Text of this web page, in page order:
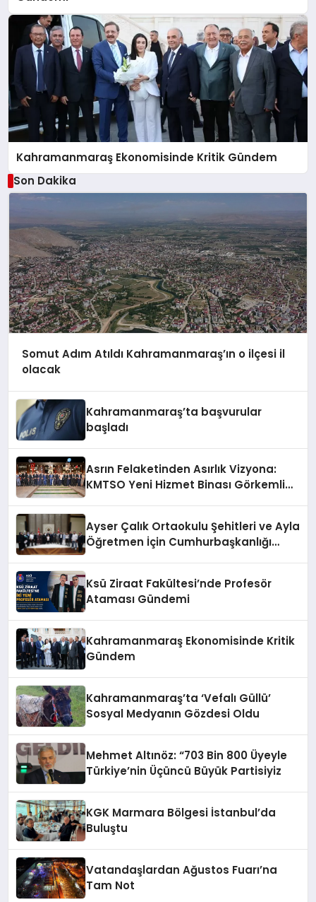
Kahramanmaraş Ekonomisinde Kritik Gündem
Son Dakika
Somut Adım Atıldı Kahramanmaraş’ın o ilçesi il
olacak
Kahramanmaraş’ta başvurular
başladı
Asrın Felaketinden Asırlık Vizyona:
KMTSO Yeni Hizmet Binası Görkemli
Ayser Çalık Ortaokulu Şehitleri ve Ayla
Öğretmen İçin Cumhurbaşkanlığı
Ksü Ziraat Fakültesi’nde Profesör
Ataması Gündemi
Kahramanmaraş Ekonomisinde Kritik
Gündem
Kahramanmaraş’ta ‘Vefalı Güllü’
Sosyal Medyanın Gözdesi Oldu
Mehmet Altınöz: “703 Bin 800 Üyeyle
Türkiye’nin Üçüncü Büyük Partisiyiz
KGK Marmara Bölgesi İstanbul’da
Buluştu
Vatandaşlardan Ağustos Fuarı’na
Tam Not